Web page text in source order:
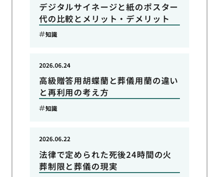
デジタルサイネージと紙のポスター
代の比較とメリット・デメリット
知識
高級贈答用胡蝶蘭と葬儀用蘭の違い
と再利用の考え方
2026.06.24
知識
法律で定められた死後24時間の火
葬制限と葬儀の現実
2026.06.22